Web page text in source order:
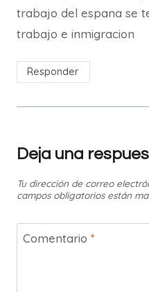
trabajo del espana se
trabajo e inmigracion
Responder
Deja una
Tu dirección de correo
campos obligatorios están
Comentario *